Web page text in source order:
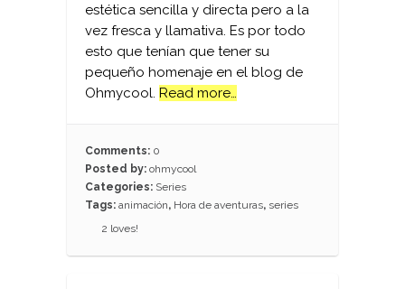
estética sencilla y directa pero a la
vez fresca y llamativa. Es por todo
esto que tenían que tener su
pequeño homenaje en el blog de
Ohmycool. Read more…
Comments: 0
Posted by: ohmycool
Categories: Series
Tags: animación, Hora de aventuras, series
2 loves!